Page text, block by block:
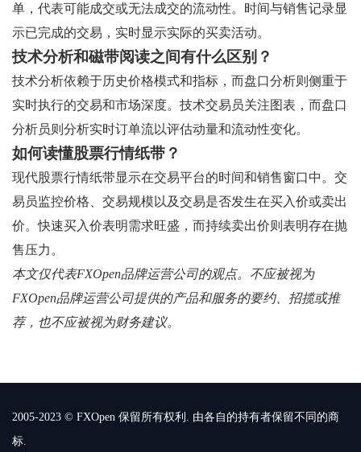
单，代表可能成交或无法成交的流动性。时间与销售记录显
示已完成的交易，实时显示实际的买卖活动。
技术分析和磁带阅读之间有什么区别？
技术分析依赖于历史价格模式和指标，而盘口分析则侧重于
实时执行的交易和市场深度。技术交易员关注图表，而盘口
分析员则分析实时订单流以评估动量和流动性变化。
如何读懂股票行情纸带？
现代股票行情纸带显示在交易平台的时间和销售窗口中。交
易员监控价格、交易规模以及交易是否发生在买入价或卖出
价。快速买入价表明需求旺盛，而持续卖出价则表明存在抛
售压力。
本文仅代表FXOpen品牌运营公司的观点。不应被视为
FXOpen品牌运营公司提供的产品和服务的要约、招揽或推
荐，也不应被视为财务建议。
2005-2023 © FXOpen 保留所有权利. 由各自的持有者保留不同的商
标.